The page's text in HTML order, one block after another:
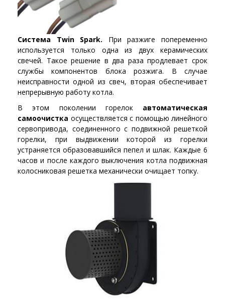
Система Twin Spark. При разжиге попеременно
используется только одна из двух керамических
свечей. Такое решение в два раза продлевает срок
службы компонентов блока розжига. В случае
неисправности одной из свеч, вторая обеспечивает
непрерывную работу котла.
В этом поколении горелок автоматическая
самоочистка осуществляется с помощью линейного
сервопривода, соединенного с подвижной решеткой
горелки, при выдвижении которой из горелки
устраняется образовавшийся пепел и шлак. Каждые 6
часов и после каждого выключения котла подвижная
колосниковая решетка механически очищает топку.